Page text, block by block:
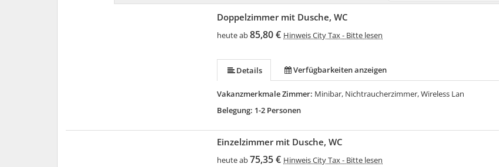
Doppelzimmer mit Dusche, WC
heute ab85,80 € Hinweis City Tax - Bitte lesen
Details Verfügbarkeiten anzeigen
Vakanzmerkmale Zimmer: Minibar, Nichtraucherzimmer, Wireless Lan
Belegung: 1-2 Personen
Einzelzimmer mit Dusche, WC
heute ab75,35 € Hinweis City Tax - Bitte lesen